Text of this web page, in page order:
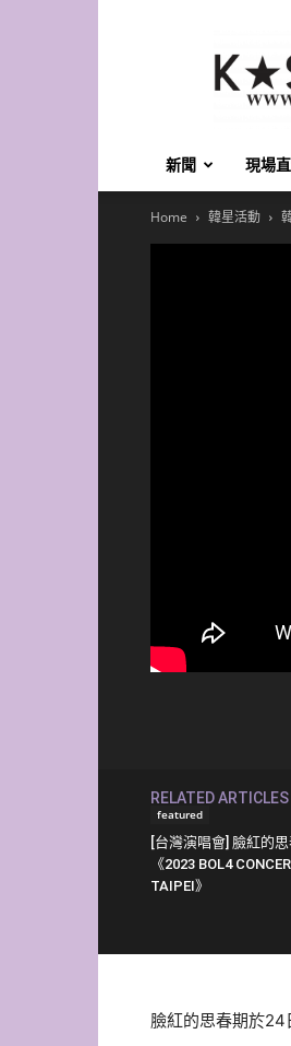
新聞 現場
Home 韓星活動
RELATED ARTICLES
featured
[台灣演唱會] 臉紅的
《2023 BOL4
TAIPEI》
臉紅的思春期於24